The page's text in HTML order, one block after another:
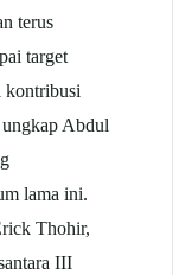
terus
target
kontribusi
Abdul
lama ini.
Thohir,
III